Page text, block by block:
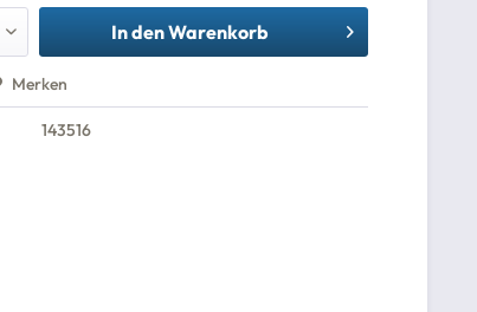
In denWarenkorb
Merken
143516